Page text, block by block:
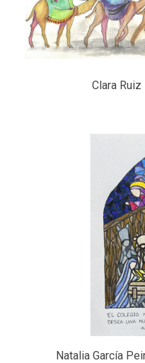
Clara
Natalia García